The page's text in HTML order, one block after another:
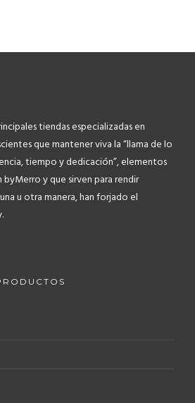
tiendas especializadas en
que mantener viva la “llama de lo
tiempo y dedicación”, elementos
y que sirven para rendir
u otra manera, han forjado el